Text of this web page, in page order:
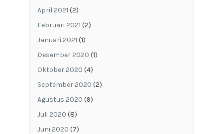
April 2021 (2)
Februari 2021 (2)
Januari 2021 (1)
Desember 2020 (1)
Oktober 2020 (4)
September 2020 (2)
Agustus 2020 (9)
Juli 2020 (8)
Juni 2020 (7)